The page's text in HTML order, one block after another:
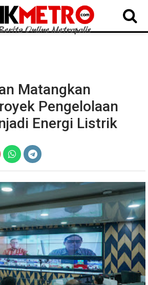
DAIRI SAMOSIR TAPUT BATUBARA DELISERDANG
Matangkan
Pengelolaan
Energi Listrik